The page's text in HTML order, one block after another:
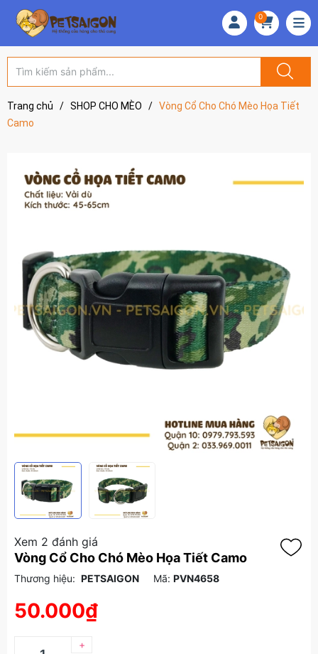
0
Trang chủ / SHOP CHO MÈO / Vòng Cổ Cho Chó Mèo Họa Tiết
Camo
Xem 2 đánh giá
Vòng Cổ Cho Chó Mèo Họa Tiết Camo
Thương hiệu: PETSAIGON Mã: PVN4658
50.000₫
+